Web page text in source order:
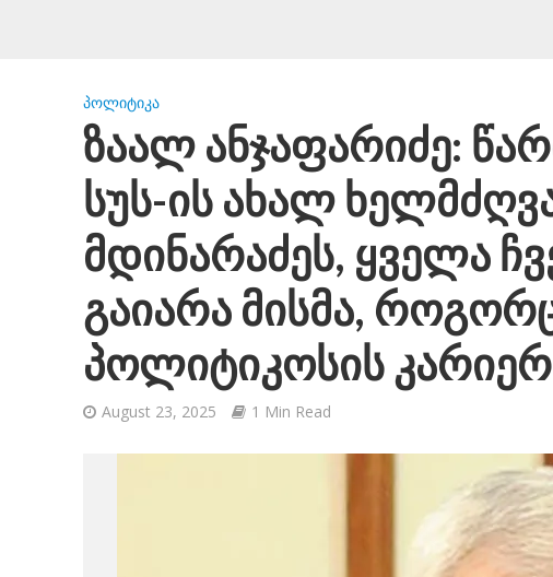
ᲞᲝᲚᲘᲢᲘᲙᲐ
ზაალ ანჯაფარიძე:
სუს-ის ახალ
მდინარაძეს, ყველა
გაიარა მისმა,
პოლიტიკოსის
August 23, 2025 1 Min Read